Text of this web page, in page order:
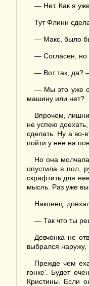
— Нет. Как я уже
Тут Флинн
— Макс, было
— Согласен, но
— Вот так, да?
— Мы это уже
машину или нет?
Впрочем,
не успею
сделать. Ну а во-
пойти у нее на
Но она
опустила в пол,
скрафтить для
мысль. Раз уже
Наконец,
— Так что ты
Девчонка не
выбрался наружу,
Прежде чем
гонке'. Будет
Кристины. Если